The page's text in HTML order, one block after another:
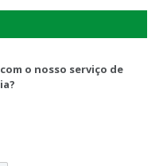
o nosso serviço de